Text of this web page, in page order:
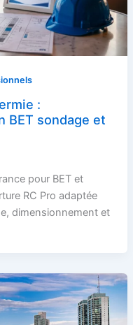
:
BET sondage et
pour BET et
RC Pro adaptée
dimensionnement et